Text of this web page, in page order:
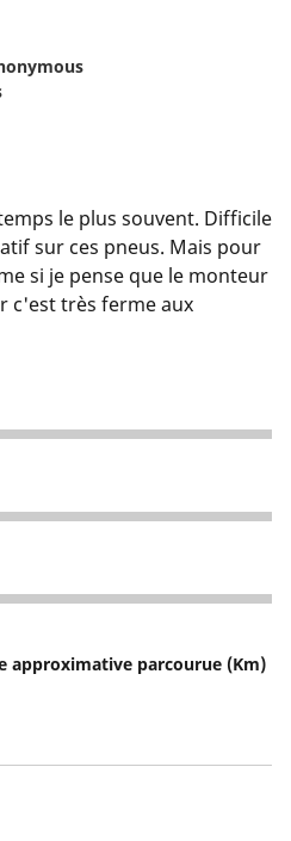
le plus souvent. Difficile
sur ces pneus. Mais pour
si je pense que le monteur
c'est très ferme aux
approximative parcourue (Km)